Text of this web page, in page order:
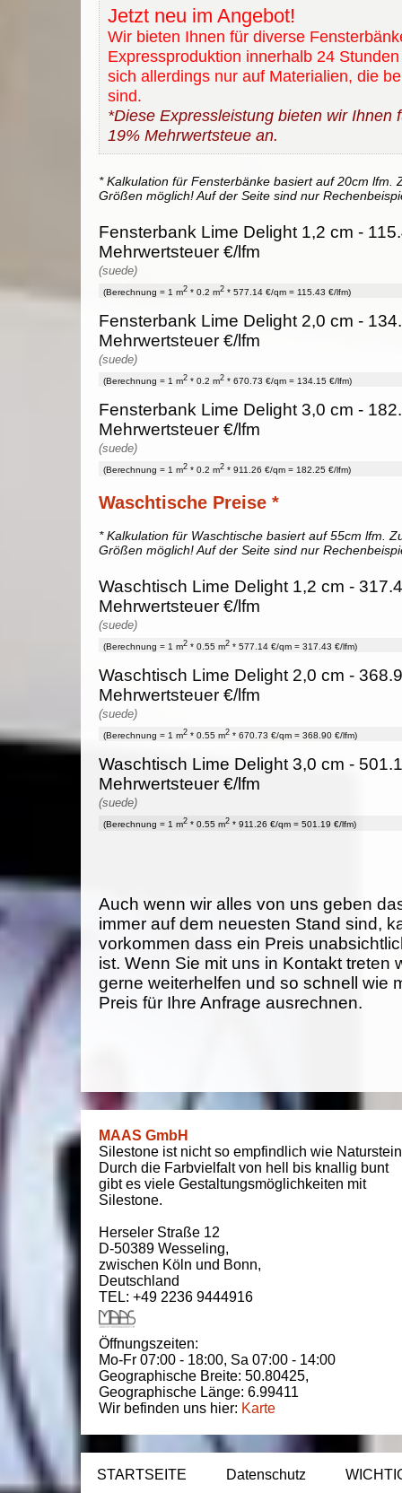
Jetzt neu im Angebot!
Wir bieten Ihnen für diverse
Expressproduktion innerhalb 24
sich allerdings nur auf Materialien, die
sind.
*Diese Expressleistung bieten wir Ihnen
19% Mehrwertsteue an.
* Kalkulation für Fensterbänke basiert auf 20cm lfm.
Größen möglich! Auf der Seite sind nur
Fensterbank Lime Delight 1,2 cm -
Mehrwertsteuer €/lfm
(suede)
(Berechnung = 1 m2 * 0.2 m2 * 577.14 €/qm = 115.43 €/lfm)
Fensterbank Lime Delight 2,0 cm -
Mehrwertsteuer €/lfm
(suede)
(Berechnung = 1 m2 * 0.2 m2 * 670.73 €/qm = 134.15 €/lfm)
Fensterbank Lime Delight 3,0 cm -
Mehrwertsteuer €/lfm
(suede)
(Berechnung = 1 m2 * 0.2 m2 * 911.26 €/qm = 182.25 €/lfm)
Waschtische Preise *
* Kalkulation für Waschtische basiert auf 55cm lfm.
Größen möglich! Auf der Seite sind nur
Waschtisch Lime Delight 1,2 cm -
Mehrwertsteuer €/lfm
(suede)
(Berechnung = 1 m2 * 0.55 m2 * 577.14 €/qm = 317.43 €/lfm)
Waschtisch Lime Delight 2,0 cm -
Mehrwertsteuer €/lfm
(suede)
(Berechnung = 1 m2 * 0.55 m2 * 670.73 €/qm = 368.90 €/lfm)
Waschtisch Lime Delight 3,0 cm -
Mehrwertsteuer €/lfm
(suede)
(Berechnung = 1 m2 * 0.55 m2 * 911.26 €/qm = 501.19 €/lfm)
Auch wenn wir alles von uns geben
immer auf dem neuesten Stand sind,
vorkommen dass ein Preis
ist. Wenn Sie mit uns in Kontakt treten
gerne weiterhelfen und so schnell wie
Preis für Ihre Anfrage ausrechnen.
MAAS GmbH
Silestone ist nicht so empfindlich wie
Durch die Farbvielfalt von hell bis knallig bunt
gibt es viele Gestaltungsmöglichkeiten mit
Silestone.
Herseler Straße 12
D-50389 Wesseling,
zwischen Köln und Bonn,
Deutschland
TEL: +49 2236 9444916
Öffnungszeiten:
Mo-Fr 07:00 - 18:00, Sa 07:00 - 14:00
Geographische Breite: 50.80425,
Geographische Länge: 6.99411
Wir befinden uns hier: Karte
STARTSEITE Datenschutz